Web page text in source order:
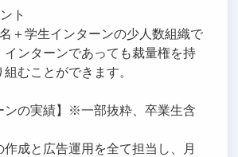
ト
＋学生インターンの少人数組織で
インターンであっても裁量権を持
むことができます。
ンの実績】※一部抜粋、卒業生含
作成と広告運用を全て担当し、月